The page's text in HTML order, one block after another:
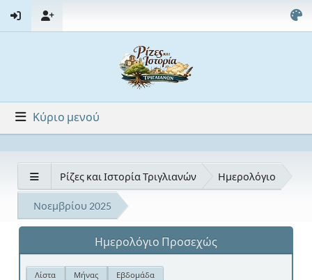
Κύριο μενού
Ρίζες και Ιστορία Τριγλιανών Ημερολόγιο
Νοεμβρίου 2025
Ημερολόγιο Προσεχώς
Λίστα Μήνας Εβδομάδα